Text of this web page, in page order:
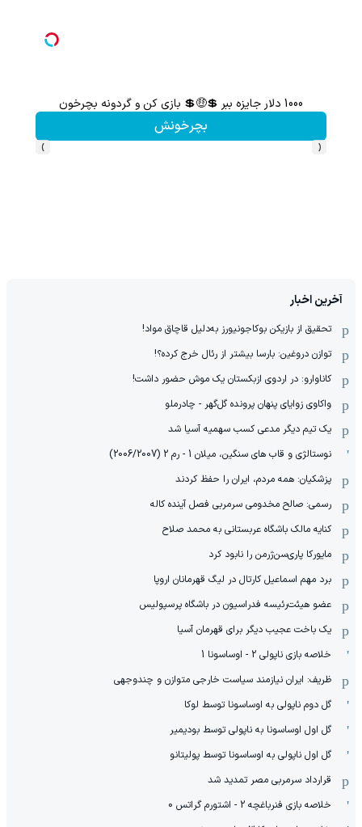
1000 دلار جایزه ببر 💲🤑💲 بازی کن و گردونه بچرخون
بچرخونش
‹
›
آخرین اخبار
تحقیق از بازیکن بوکاجونیورز به‌دلیل قاچاق مواد!
توازن دروغین: بارسا بیشتر از رئال خرج کرده؟!
کاناوارو: در اردوی ازبکستان یک موش حضور داشت!
واکاوی زوایای پنهان پرونده گل‌گهر - چادرملو
یک تیم دیگر مدعی کسب سهمیه آسیا شد
نوستالژی و قاب های سنگین، میلان 1 - رم 2 (2006/2007)
پزشکیان: همه مردم، ایران را حفظ کردند
رسمی: صالح مخدومی سرمربی فصل آینده کاله
کنایه مالک باشگاه عربستانی به محمد صلاح
مایورکا پاری‌سن‌ژرمن را نابود کرد
برد مهم اسماعیل کارتال در لیگ قهرمانان اروپا
عضو هیئت‌رئیسه فدراسیون در باشگاه پرسپولیس
یک باخت عجیب دیگر برای قهرمان آسیا
خلاصه بازی ناپولی 2 - اوساسونا 1
ظریف: ایران نیازمند سیاست خارجی متوازن و چندوجهی
گل دوم ناپولی به اوساسونا توسط لوکا
گل اول اوساسونا به ناپولی توسط بودیمیر
گل اول ناپولی به اوساسونا توسط پولیتانو
قرارداد سرمربی مصر تمدید شد
خلاصه بازی فنرباغچه 2 - اشتورم گراتس 0